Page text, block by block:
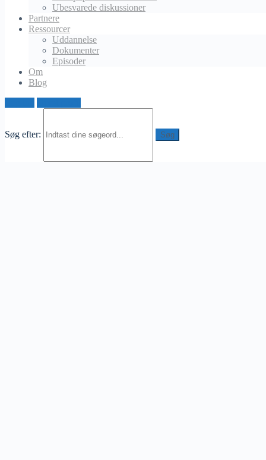
Ubesvarede diskussioner
Partnere
Ressourcer
Uddannelse
Dokumenter
Episoder
Om
Blog
Søg efter:
Slettet bruger
januar 29, 2025 ved 5:09 pm
Jag gillar verkligen idén med laddboxar hemma, men man ska
vara beredd på att det ibland kan krävas lite extraarbete
beroende på husets el. För oss blev det nödvändigt att säkra
upp huvudsäkringen eftersom vi har andra stora elförbrukare i
hemmet. Det blev dyrare, men jag tycker ändå det är värt det
långsiktigt. Nu har vi en laddningslösning som inte bara
täcker dagens behov utan också framtidens, om vi skaffar fler